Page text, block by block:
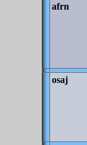
afrn
osaj